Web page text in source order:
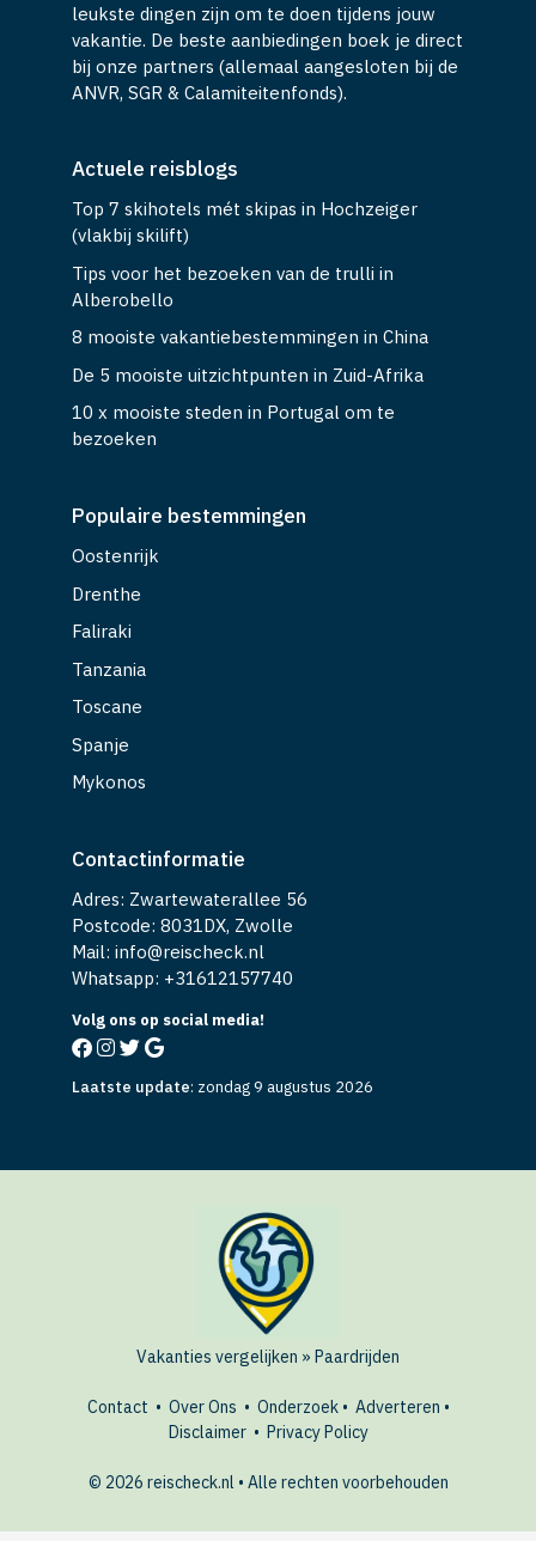
leukste dingen zijn om te doen tijdens jouw
vakantie. De beste aanbiedingen boek je direct
bij onze partners (allemaal aangesloten bij de
ANVR, SGR & Calamiteitenfonds).
Actuele reisblogs
Top 7 skihotels mét skipas in Hochzeiger
(vlakbij skilift)
Tips voor het bezoeken van de trulli in
Alberobello
8 mooiste vakantiebestemmingen in China
De 5 mooiste uitzichtpunten in Zuid-Afrika
10 x mooiste steden in Portugal om te
bezoeken
Populaire bestemmingen
Oostenrijk
Drenthe
Faliraki
Tanzania
Toscane
Spanje
Mykonos
Contactinformatie
Adres: Zwartewaterallee 56
Postcode: 8031DX, Zwolle
Mail: info@reischeck.nl
Whatsapp: +31612157740
Volg ons op social media!
Laatste update: zondag 9 augustus 2026
Vakanties vergelijken » Paardrijden
Contact • Over Ons • Onderzoek• Adverteren •
Disclaimer• Privacy Policy
© 2026 reischeck.nl • Alle rechten voorbehouden